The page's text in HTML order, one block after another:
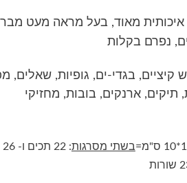
איכותית מאוד, בעל מראה מעט
נפרם בקלות
קיציים, בגדי-ים, גופיות, שאלים,
תיקים, ארנקים, בובות, מחזיקי
בשתי מסרגות
: 22 תכים ו- 26